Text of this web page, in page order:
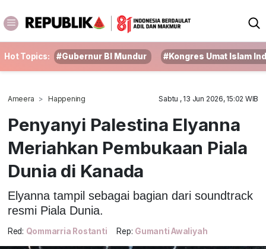
Hot Topics: #Gubernur BI Mundur #Kongres Umat Islam
Ameera Happening Sabtu , 13 Jun 2026, 15:02 WIB
Penyanyi Palestina Elyanna
Meriahkan Pembukaan Piala
Dunia di Kanada
Elyanna tampil sebagai bagian dari soundtrack
resmi Piala Dunia.
Red: Qommarria Rostanti Rep: Gumanti Awaliyah